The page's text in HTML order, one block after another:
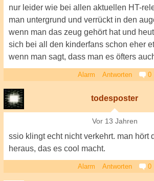
nur leider wie bei allen aktuellen HT-
man untergrund und verrückt in den
wenn man das zeug gehört hat und
sich bei all den kinderfans schon eher
wenn man sagt, dass man es öfters
Alarm Antworten 0
todesposter
Vor 13 Jahren
ssio klingt echt nicht verkehrt. man hört
heraus, das es cool macht.
Alarm Antworten 0